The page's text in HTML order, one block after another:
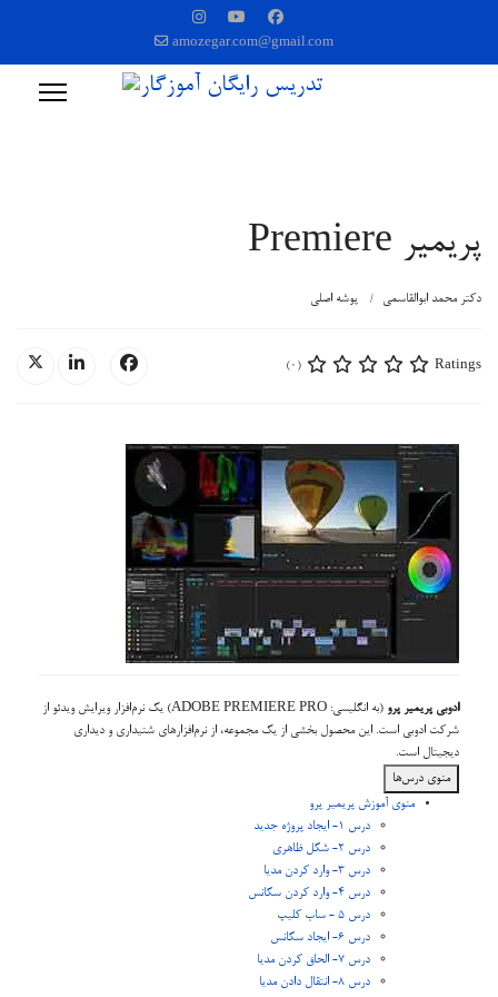
amozegar.com@gmail.com
پریمیر Premiere
دکتر محمد ابوالقاسمی پوشه اصلی
Ratings
(0)
ادوبی پریمیر پرو
(به انگلیسی: ADOBE PREMIERE PRO) یک نرم‌افزار ویرایش ویدئو از
شرکت ادوبی است. این محصول بخشی از یک مجموعه، از نرم‌افزارهای شنیداری و دیداری
دیجیتال است.
منوی درس‌ها
منوی آموزش پریمیر پرو
درس 1- ایجاد پروژه جدید
درس 2- شکل ظاهری
درس 3- وارد كردن مدیا
درس 4- وارد كردن سکانس
درس 5 - ساب کلیپ
درس 6- ایجاد سکانس
درس 7- الحاق کردن مدیا
درس 8- انتقال دادن مدیا